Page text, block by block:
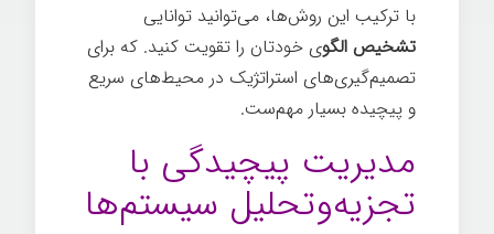
با ترکیب این روش‌ها، می‌توانید توانایی
تشخیص الگوی خودتان را تقویت کنید. که برای
تصمیم‌گیری‌های استراتژیک در محیط‌های سریع
و پیچیده بسیار مهم‌ست.
مدیریت پیچیدگی با
تجزیه‌وتحلیل سیستم‌ها